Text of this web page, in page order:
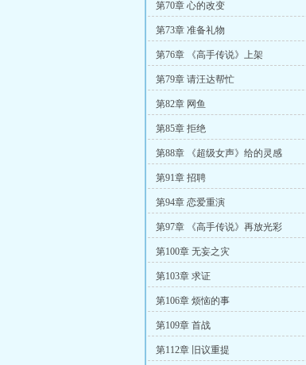
第70章 心的改变
第73章 准备礼物
第76章 《高手传说》上架
第79章 请汪达帮忙
第82章 网鱼
第85章 拒绝
第88章 《超级女声》给的灵感
第91章 招聘
第94章 恋爱重演
第97章 《高手传说》再放光彩
第100章 无妄之灾
第103章 求证
第106章 烦恼的事
第109章 首战
第112章 旧议重提